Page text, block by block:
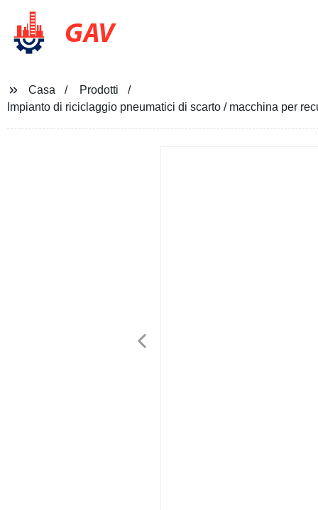
GAV
Casa
Prodotti
Impianto di riciclaggio pneumatici di scarto / macchina per